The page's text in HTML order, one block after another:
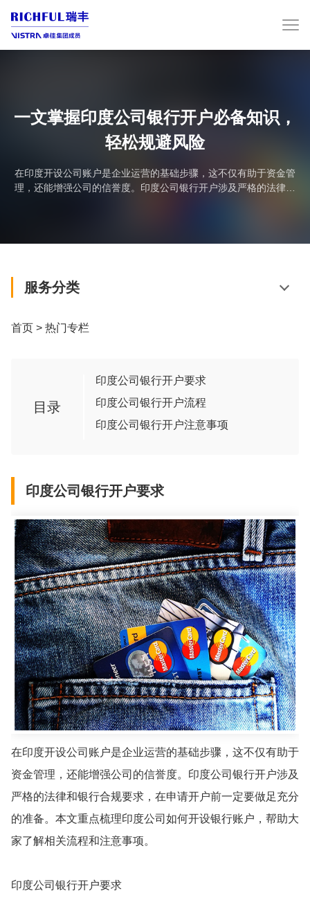
一文掌握印度公司银行开户必备知识，
轻松规避风险
在印度开设公司账户是企业运营的基础步骤，这不仅有助于资金管
理，还能增强公司的信誉度。印度公司银行开户涉及严格的法律和
户审核尤为严格，准备齐全的文件是关键成功因素。必需材料包
服务分类
首页 > 热门专栏
目录
印度公司银行开户要求
印度公司银行开户流程
印度公司银行开户注意事项
印度公司银行开户要求
在印度开设公司账户是企业运营的基础步骤，这不仅有助于
资金管理，还能增强公司的信誉度。印度公司银行开户涉及
严格的法律和银行合规要求，在申请开户前一定要做足充分
的准备。本文重点梳理印度公司如何开设银行账户，帮助大
家了解相关流程和注意事项。
印度公司银行开户要求